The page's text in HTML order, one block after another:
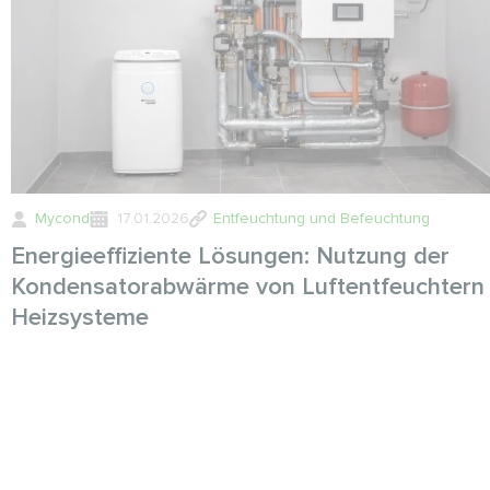
Mycond 17.01.2026 Entfeuchtung und Befeuchtung
Energieeffiziente Lösungen: Nutzung der
Kondensatorabwärme von
Heizsysteme